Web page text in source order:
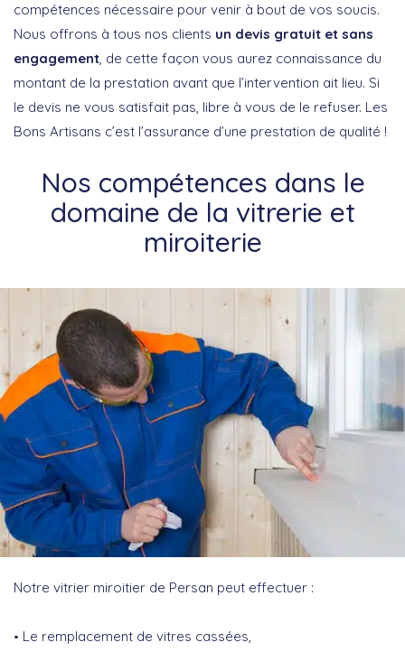
compétences nécessaire pour venir à bout de vos soucis.
Nous offrons à tous nos clients un devis gratuit et sans
engagement, de cette façon vous aurez connaissance du
montant de la prestation avant que l’intervention ait lieu. Si
le devis ne vous satisfait pas, libre à vous de le refuser. Les
Bons Artisans c’est l’assurance d’une prestation de qualité !
Nos compétences dans le
domaine de la vitrerie et
miroiterie
Notre vitrier miroitier de Persan peut effectuer :
Le remplacement de vitres cassées,